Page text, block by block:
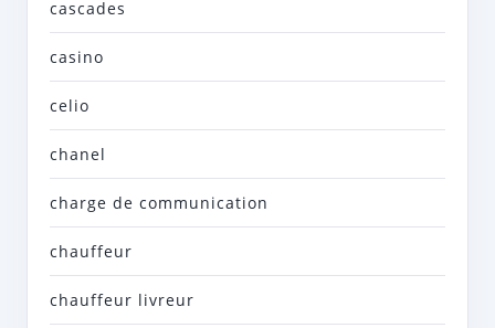
cascades
casino
celio
chanel
charge de communication
chauffeur
chauffeur livreur